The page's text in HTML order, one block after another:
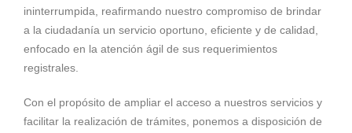
ininterrumpida, reafirmando nuestro compromiso de brindar
a la ciudadanía un servicio oportuno, eficiente y de calidad,
enfocado en la atención ágil de sus requerimientos
registrales.
Con el propósito de ampliar el acceso a nuestros servicios y
facilitar la realización de trámites, ponemos a disposición de